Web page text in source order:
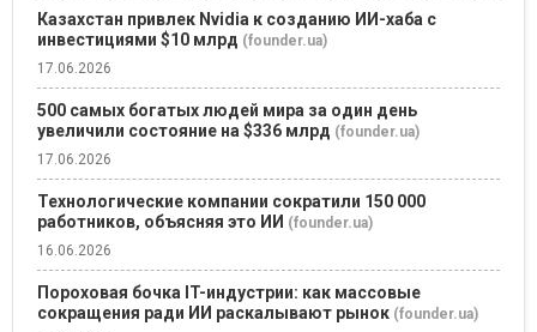
Казахстан привлек Nvidia к созданию ИИ-хаба с
инвестициями $10 млрд (founder.ua)
17.06.2026
500 самых богатых людей мира за один день
увеличили состояние на $336 млрд (founder.ua)
17.06.2026
Технологические компании сократили 150 000
работников, объясняя это ИИ (founder.ua)
16.06.2026
Пороховая бочка IT-индустрии: как массовые
сокращения ради ИИ раскалывают рынок (founder.ua)